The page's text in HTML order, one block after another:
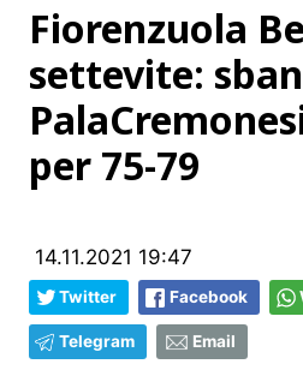
Fiorenzuola
settevite:
per 75-79
14.11.2021 19:47
Twitter Facebook
Telegram Email